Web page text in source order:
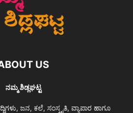
US
ನಮ್ಮ ಶಿಡ್ಲಘಟ್ಟ
ಜನ, ಕಲೆ, ಸಂಸ್ಕೃತಿ, ವ್ಯಾಪಾರ ಹಾಗೂ